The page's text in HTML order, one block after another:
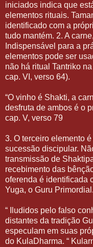
iniciados indica que
elementos rituais.
identificado com a
tudo mantém. 2. A
Indispensável para a
elementos pode ser
não há ritual Tantriko
cap. VI, verso 64).
“O vinho é Shakti, a
desfruta de ambos é o
cap. V, verso 79
3. O terceiro elemento
sucessão discipular.
transmissão de
recebimento das
oferenda é identificada
Yuga, o Guru Primordial.
“ Iludidos pelo falso
distantes da tradição
especulam em suas
do KulaDharma. “